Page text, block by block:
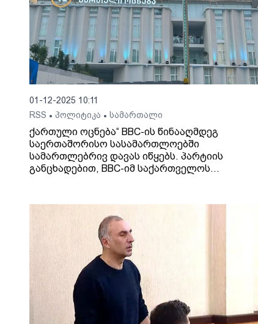
01-12-2025 10:11
RSS • პოლიტიკა • სამართალი
ქართული ოცნება“ BBC-ის წინააღმდეგ
საერთაშორისო სასამართლოებში
სამართლებრივ დავას იწყებს. პარტიის
განცხადებით, BBC-იმ საქართველოს
პირების მონათხრობზეა აგებული და
რეალობასთან არანაირი კავშირი არ აქვს.